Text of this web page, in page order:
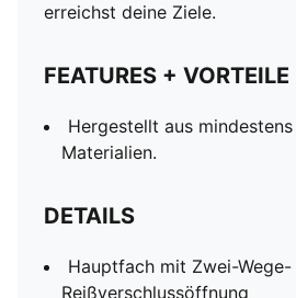
erreichst deine Ziele.
FEATURES + VORTEILE
Hergestellt aus
Materialien.
DETAILS
Hauptfach mit Zwei-Wege-
Reißverschlussöffnung